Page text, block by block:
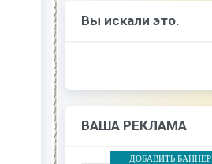
Вы искали это.
ВАША РЕКЛАМА
ДОБАВИТЬ БАННЕР